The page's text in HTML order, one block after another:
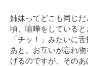
姉妹ってどこも同じ
頃、喧嘩をしている
「チッ！」みたいに
あと、お互いが忘れ
げるのですが、その